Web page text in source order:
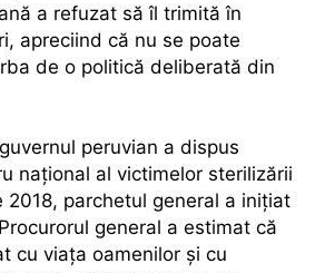
a refuzat să îl trimită în
apreciind că nu se poate
de o politică deliberată din
peruvian a dispus
naţional al victimelor sterilizării
parchetul general a iniţiat
general a estimat că
cu viaţa oamenilor şi cu